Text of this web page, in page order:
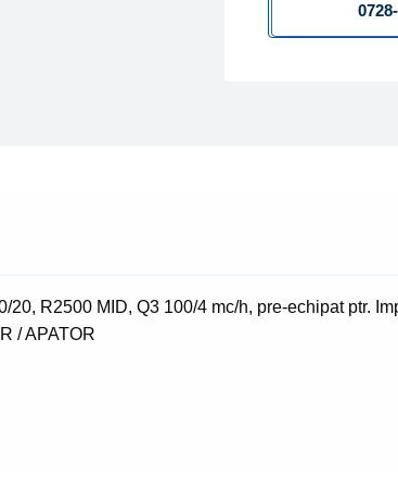
APATOR
R2500 MID, Q3 100/4 mc/h, pre-echipat ptr.
/ APATOR